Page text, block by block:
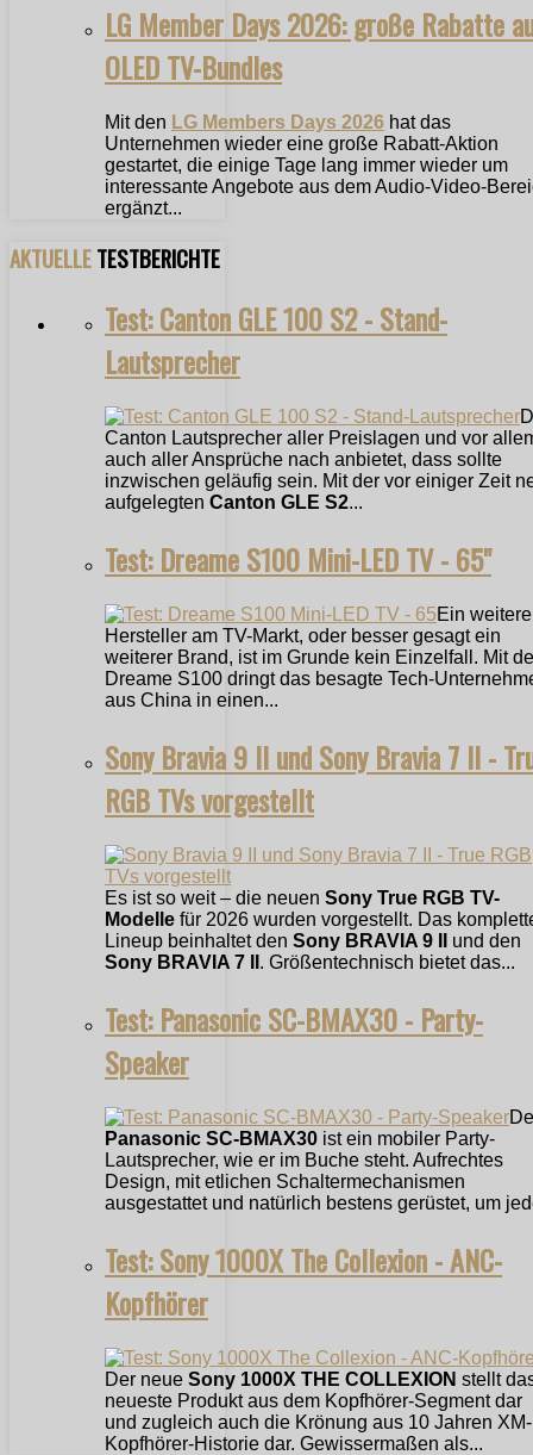
LG Member Days 2026: große Rabatte
OLED TV-Bundles
Mit den LG Members Days 2026 hat das
Unternehmen wieder eine große Rabatt-Aktion
gestartet, die einige Tage lang immer wieder um
interessante Angebote aus dem Audio-Video-
ergänzt...
AKTUELLETESTBERICHTE
Test: Canton GLE 100 S2 - Stand-
Lautsprecher
Canton Lautsprecher aller Preislagen und vor
auch aller Ansprüche nach anbietet, dass sollte
inzwischen geläufig sein. Mit der vor einiger Zeit
aufgelegten Canton GLE S2...
Test: Dreame S100 Mini-LED TV - 65"
Ein
Hersteller am TV-Markt, oder besser gesagt ein
weiterer Brand, ist im Grunde kein Einzelfall. Mit
Dreame S100 dringt das besagte Tech-
aus China in einen...
Sony Bravia 9 II und Sony Bravia 7 II -
RGB TVs vorgestellt
Es ist so weit – die neuen Sony True RGB TV-
Modelle für 2026 wurden vorgestellt. Das
Lineup beinhaltet den Sony BRAVIA 9 II
und den
Sony BRAVIA 7 II . Größentechnisch bietet das...
Test: Panasonic SC-BMAX30 - Party-
Speaker
Panasonic SC-BMAX30 ist ein mobiler Party-
Lautsprecher, wie er im Buche steht. Aufrechtes
Design, mit etlichen Schaltermechanismen
ausgestattet und natürlich bestens gerüstet, um
Test: Sony 1000X The Collexion - ANC-
Kopfhörer
Der neue Sony 1000X THE COLLEXION stellt
neueste Produkt aus dem Kopfhörer-Segment dar
und zugleich auch die Krönung aus 10 Jahren XM-
Kopfhörer-Historie dar. Gewissermaßen als...